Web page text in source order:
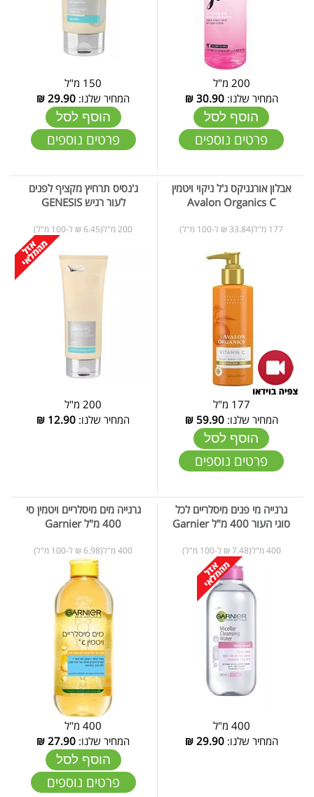
200 מ"ל
המחיר שלנו:30.90
₪
הוסף לסל
פרטים נוספים
150 מ"ל
המחיר שלנו: 29.90
₪
הוסף לסל
פרטים נוספים
אבלון אורגניקס ג'ל ניקוי ויטמין
Avalon Organics C
177 מ"ל(33.84 ₪ ל-100 מ"ל)
177 מ"ל
המחיר שלנו:59.90
₪
הוסף לסל
פרטים נוספים
ג'נסיס תרחיץ מקציף לפנים
לעור רגיש GENESIS
200 מ"ל(6.45 ₪ ל-100 מ"ל)
200 מ"ל
המחיר שלנו: 12.90
₪
גרנייה מי פנים מיסלריים לכל
סוגי העור 400 מ"ל Garnier
400 מ"ל(7.48 ₪ ל-100 מ"ל)
400 מ"ל
המחיר שלנו:29.90
₪
גרנייה מים מיסלריים ויטמין סי
400 מ"ל Garnier
400 מ"ל(6.98 ₪ ל-100 מ"ל)
400 מ"ל
המחיר שלנו: 27.90
₪
הוסף לסל
פרטים נוספים